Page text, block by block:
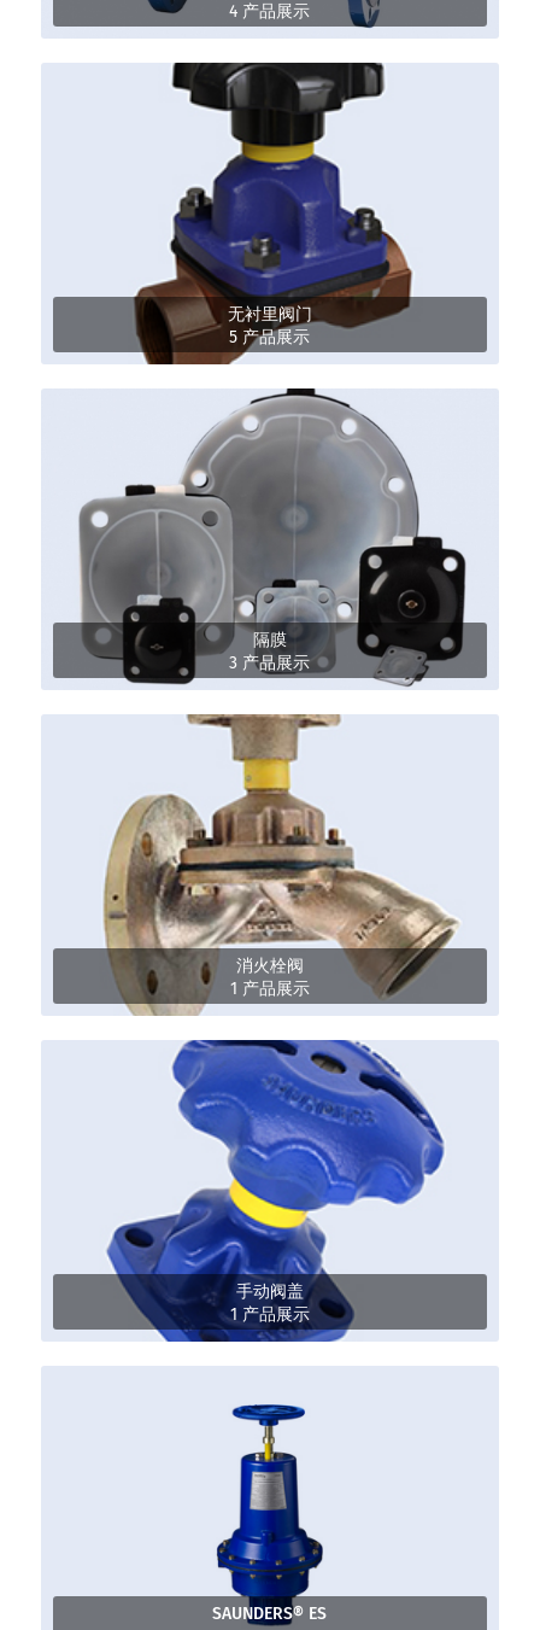
4 产品展示
无衬里阀门
5 产品展示
隔膜
3 产品展示
消火栓阀
1 产品展示
手动阀盖
1 产品展示
SAUNDERS® ES